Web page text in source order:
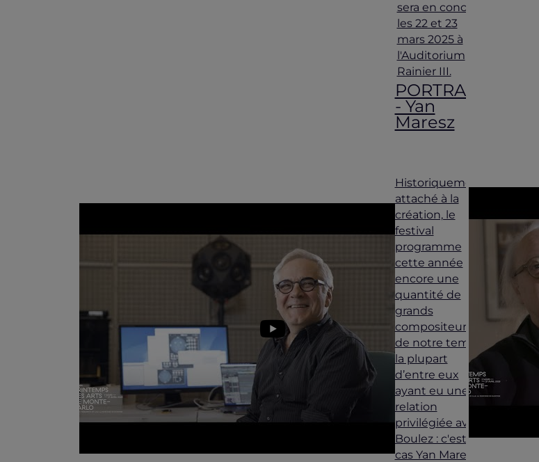
sera en concert
les 22 et 23
mars 2025 à
l'Auditorium
Rainier III.
PORTRAIT
- Yan
Maresz
Historiquement
attaché à la
création, le
festival
programme
cette année
encore une
quantité de
grands
compositeurs
de notre temps,
la plupart
d’entre eux
ayant eu une
relation
privilégiée avec
Boulez : c'est le
cas Yan Maresz